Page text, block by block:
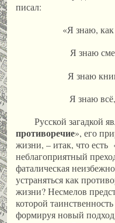
писал:
«Я знаю,
Я знаю
Я знаю
Я знаю
Русской загадкой
противоречие», его
жизни, – итак, что есть
неблагоприятный
фаталическая
устраняться как
жизни? Несмелов
которой
формируя новый